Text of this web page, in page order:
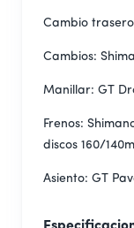
Cambio
Cambios:
Manillar: GT
Frenos:
discos 160/
Asiento: GT